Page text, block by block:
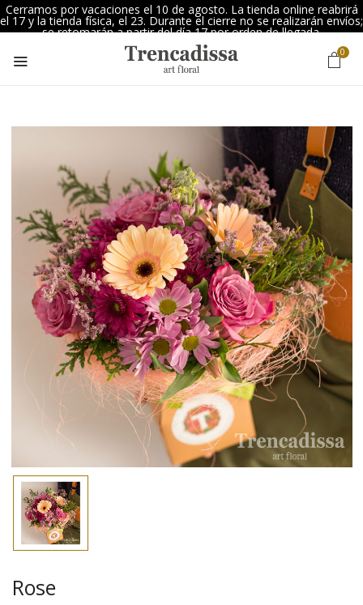
Cerramos por vacaciones el 10 de agosto. La tienda online reabrirá
el 17 y la tienda física, el 23. Durante el cierre no se realizarán envíos;
se retomarán a partir del día 17 por orden de llegada.
0
Rose